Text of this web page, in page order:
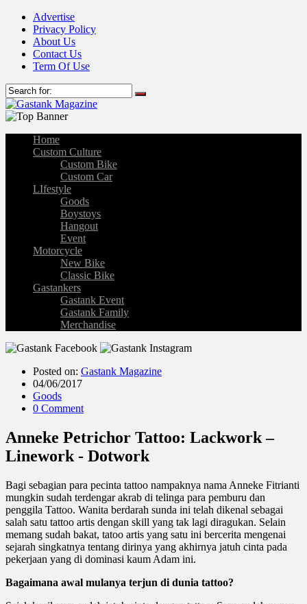
Advertise
Privacy Policy
About Us
Contact Us
Term Of Use
Home
Custom Culture
Custom Bike
Custom Car
LIfestyle
Goods
Boystoys
Hangout
Event
Motorcycle
New Bike
Classic Bike
Gastankers
Gastank Event
Gastank Family
Merchandise
Posted on: Gastank Magazine
04/06/2017
Goods
0 Comment
Anneke Petrichor Tattoo: Lackwork –
Linework - Dotwork
Bagi sebagian para pecinta tattoo nampaknya nama Anneke Fitrianti
mungkin sudah terdengar akrab di telinga para pemburu dan
penggila Tattoo. Wanita berdarah sunda ini telah dikenal sebagai
salah satu tattoo artis dengan skill yang tak lagi diragukan. Selain
memang sudah bakat, tatoo artis yang satu ini bercerita mengenai
sejarah singkatnya tentang dirinya yang akhirnya jatuh cinta pada
pekerjaan yang di dominasi kaum Adam ini.
Bagaimana awal mulanya terjun di dunia tattoo?